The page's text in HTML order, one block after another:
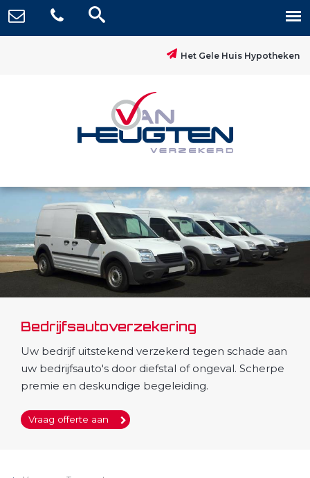
Het Gele Huis Hypotheken
Bedrijfsautoverzekering
Uw bedrijf uitstekend verzekerd tegen schade aan
uw bedrijfsauto's door diefstal of ongeval. Scherpe
premie en deskundige begeleiding.
Vraag offerte aan